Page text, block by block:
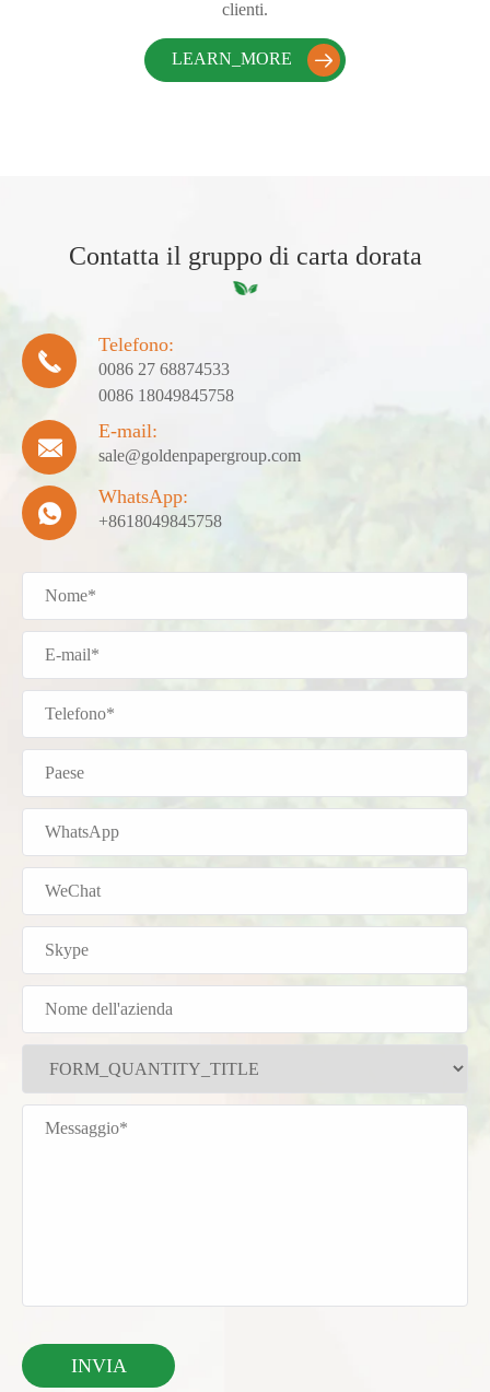
clienti.
LEARN_MORE 
Contatta il gruppo di carta dorata

Telefono:
0086 27 68874533
0086 18049845758

E-mail:
sale@goldenpapergroup.com

WhatsApp:
+8618049845758